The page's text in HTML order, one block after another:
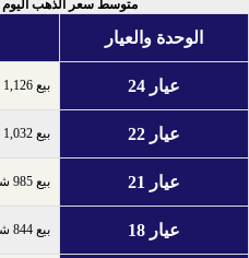
متوسط سعر الذهب اليوم
الوحدة والعيار
عيار 24 بيع 1,126 شراء 1,137
عيار 22 بيع 1,032 شراء 1,042
عيار 21 بيع 985 شراء 995
عيار 18 بيع 844 شراء 853